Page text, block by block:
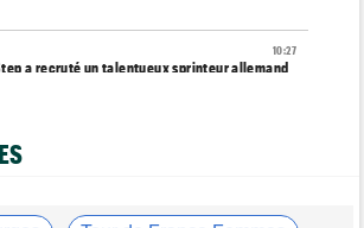
10:27
a recruté un talentueux sprinteur allemand
: "J'ai tout donné..."